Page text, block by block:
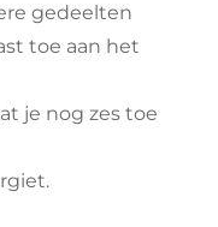
gedeelten
toe aan het
je nog zes toe